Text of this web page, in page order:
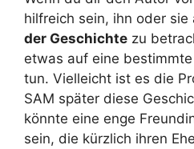
hilfreich sein, ihn oder sie
der Geschichte zu
etwas auf eine
tun. Vielleicht ist es die
SAM später diese
könnte eine enge
sein, die kürzlich ihren